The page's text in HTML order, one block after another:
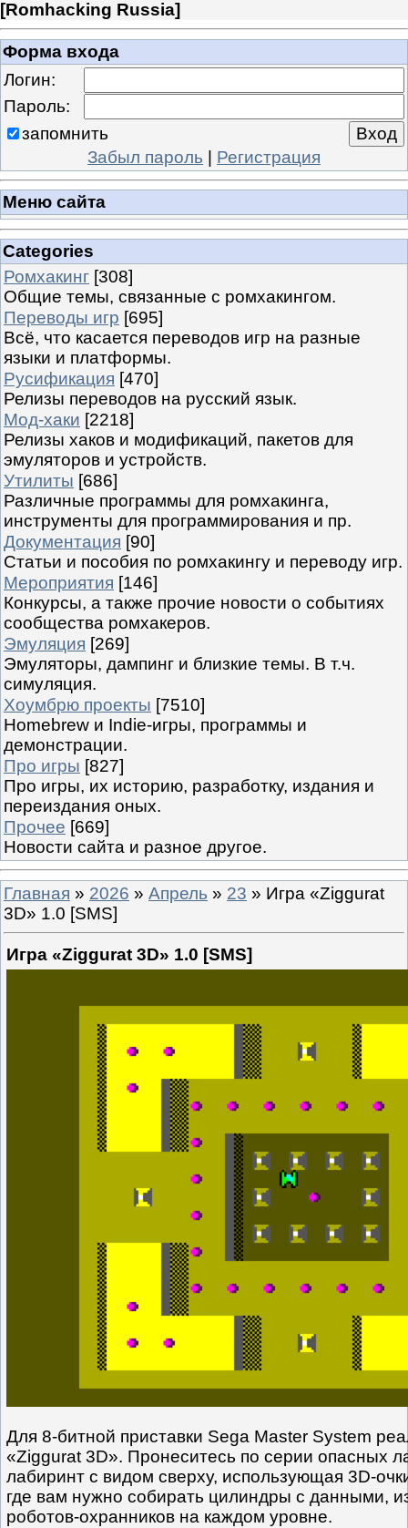
[Romhacking Russia]
Форма входа
Логин:
Пароль:
запомнить
Забыл пароль | Регистрация
Меню сайта
Categories
Ромхакинг [308]
Общие темы, связанные с ромхакингом.
Переводы игр [695]
Всё, что касается переводов игр на разные
языки и платформы.
Русификация [470]
Релизы переводов на русский язык.
Мод-хаки [2218]
Релизы хаков и модификаций, пакетов для
эмуляторов и устройств.
Утилиты [686]
Различные программы для ромхакинга,
инструменты для программирования и пр.
Документация [90]
Статьи и пособия по ромхакингу и переводу игр.
Мероприятия [146]
Конкурсы, а также прочие новости о событиях
сообщества ромхакеров.
Эмуляция [269]
Эмуляторы, дампинг и близкие темы. В т.ч.
симуляция.
Хоумбрю проекты [7510]
Homebrew и Indie-игры, программы и
демонстрации.
Про игры [827]
Про игры, их историю, разработку, издания и
переиздания оных.
Прочее [669]
Новости сайта и разное другое.
Главная » 2026 » Апрель » 23 » Игра «Ziggurat
3D» 1.0 [SMS]
Игра «Ziggurat 3D» 1.0 [SMS]
Для 8-битной приставки Sega Master System
«Ziggurat 3D». Пронеситесь по серии опасных
лабиринт с видом сверху, использующая 3D-
где вам нужно собирать цилиндры с данными,
роботов-охранников на каждом уровне.